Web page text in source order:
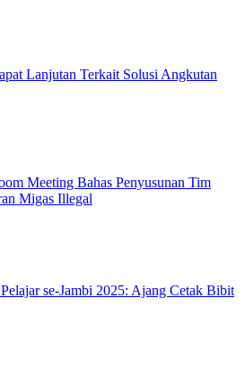
Lanjutan Terkait Solusi Angkutan
Meeting Bahas Penyusunan Tim
Migas Illegal
se-Jambi 2025: Ajang Cetak Bibit